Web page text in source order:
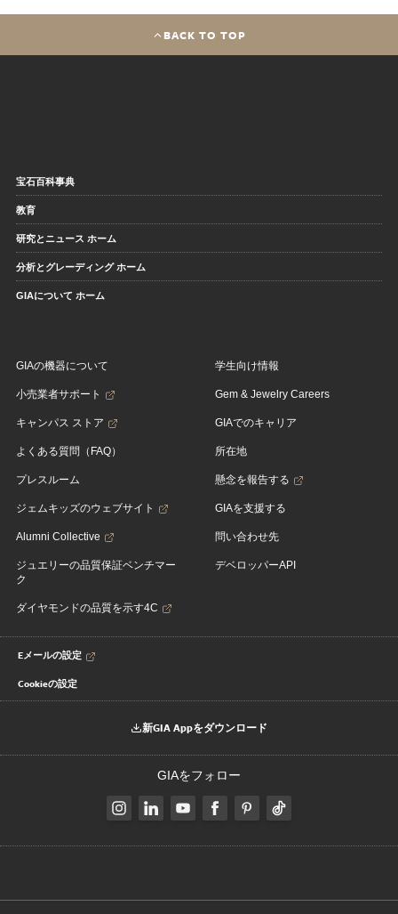
BACK TO TOP
宝石百科事典
教育
研究とニュース ホーム
分析とグレーディング ホーム
GIAについて ホーム
GIAの機器について
小売業者サポート
キャンパス ストア
よくある質問（FAQ）
プレスルーム
ジェムキッズのウェブサイト
Alumni Collective
ジュエリーの品質保証ベンチマー
ク
ダイヤモンドの品質を示す4C
学生向け情報
Gem & Jewelry Careers
GIAでのキャリア
所在地
懸念を報告する
GIAを支援する
問い合わせ先
デベロッパーAPI
Eメールの設定
Cookieの設定
新GIA Appをダウンロード
GIAをフォロー